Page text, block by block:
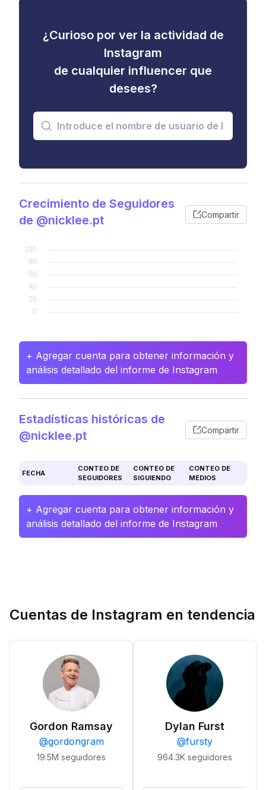
¿Curioso por ver la actividad de
Instagram
de cualquier influencer que
desees?
Crecimiento de Seguidores
de @nicklee.pt
Compartir
+ Agregar cuenta para obtener información y
análisis detallado del informe de Instagram
Estadísticas históricas de
@nicklee.pt
Compartir
FECHA
CONTEO DE
SEGUIDORES
CONTEO DE
SIGUIENDO
CONTEO DE
MEDIOS
+ Agregar cuenta para obtener información y
análisis detallado del informe de Instagram
Cuentas de Instagram en tendencia
Gordon Ramsay
@gordongram
19.5M seguidores
Dylan Furst
@fursty
964.3K seguidores